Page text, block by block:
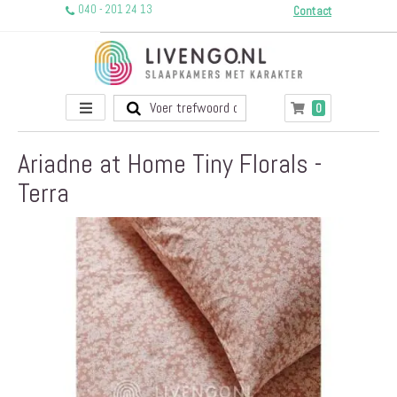
040 - 201 24 13 Contact
Toggle
Nav
Winkelwagen
0producten
Ariadne at Home Tiny Florals -
Terra
afbeeldingen-